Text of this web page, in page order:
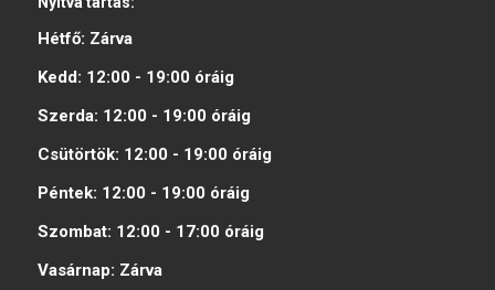
Hétfő: Zárva
Kedd: 12:00 - 19:00 óráig
Szerda: 12:00 - 19:00 óráig
Csütörtök: 12:00 - 19:00 óráig
Péntek: 12:00 - 19:00 óráig
Szombat: 12:00 - 17:00 óráig
Vasárnap: Zárva